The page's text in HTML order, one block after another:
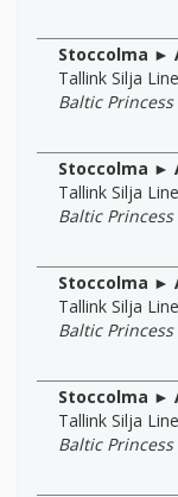
Stoccolma ►
Tallink Silja Line
Baltic Princess
Stoccolma ►
Tallink Silja Line
Baltic Princess
Stoccolma ►
Tallink Silja Line
Baltic Princess
Stoccolma ►
Tallink Silja Line
Baltic Princess